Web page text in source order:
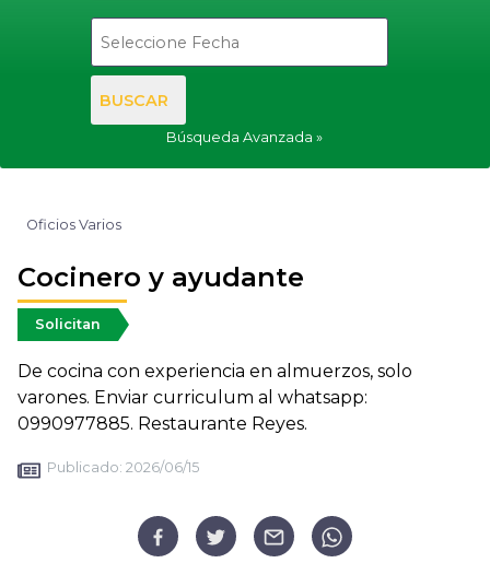
BUSCAR
Búsqueda Avanzada
Oficios Varios
Cocinero y ayudante
Solicitan
De cocina con experiencia en almuerzos, solo
varones. Enviar curriculum al whatsapp:
0990977885. Restaurante Reyes.
Publicado: 2026/06/15